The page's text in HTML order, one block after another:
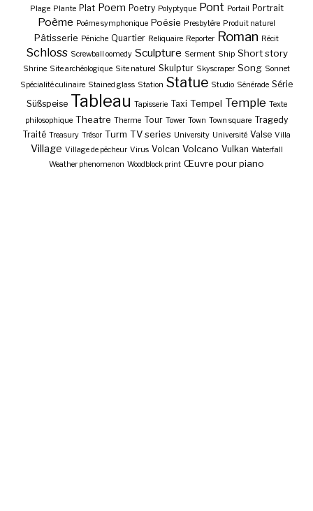
Plage Plante Plat Poem Poetry Polyptyque Pont Portail Portrait
Poème Poème symphonique Poésie Presbytère Produit naturel
Pâtisserie Péniche Quartier Reliquaire Reporter Roman Récit
Schloss Screwball oomedy Sculpture Serment Ship Short story
Shrine Site archéologique Site naturel Skulptur Skyscraper Song Sonnet
Spécialité culinaire Stained glass Station Statue Studio Sénérade Série
Süßspeise Tableau Tapisserie Taxi Tempel Temple Texte
philosophique Theatre Therme Tour Tower Town Town square Tragedy
Traité Treasury Trésor Turm TV series University Université Valse Villa
Village Village de pêcheur Virus Volcan Volcano Vulkan Waterfall
Weather phenomenon Woodblock print Œuvre pour piano